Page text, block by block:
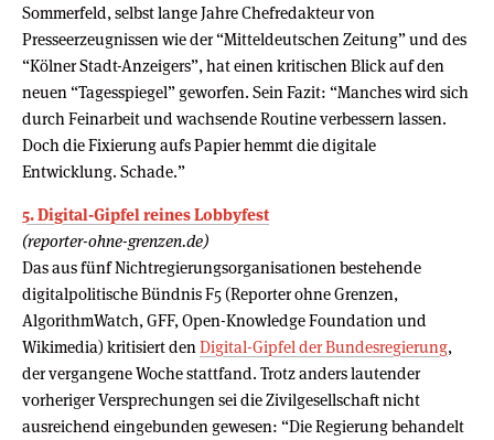
Sommerfeld, selbst lange Jahre Chefredakteur von
Presseerzeugnissen wie der “Mitteldeutschen Zeitung” und des
“Kölner Stadt-Anzeigers”, hat einen kritischen Blick auf den
neuen “Tagesspiegel” geworfen. Sein Fazit: “Manches wird sich
durch Feinarbeit und wachsende Routine verbessern lassen.
Doch die Fixierung aufs Papier hemmt die digitale
Entwicklung. Schade.”
5. Digital-Gipfel reines Lobbyfest
(reporter-ohne-grenzen.de)
Das aus fünf Nichtregierungsorganisationen bestehende
digitalpolitische Bündnis F5 (Reporter ohne Grenzen,
AlgorithmWatch, GFF, Open-Knowledge Foundation und
Wikimedia) kritisiert den Digital-Gipfel der Bundesregierung,
der vergangene Woche stattfand. Trotz anders lautender
vorheriger Versprechungen sei die Zivilgesellschaft nicht
ausreichend eingebunden gewesen: “Die Regierung behandelt